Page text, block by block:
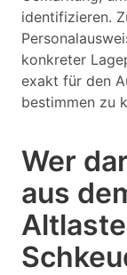
identifizieren.
konkreter
exakt für den
bestimmen zu
Wer
aus